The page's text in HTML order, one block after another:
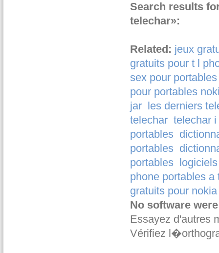
Search results
telechar»:
Related: jeux
gratuits pour t l
sex pour
pour portables
jar les derniers
telechar telechar
portables
portables
portables
phone portables a
gratuits pour
No software
Essayez d'autres
Vérifiez